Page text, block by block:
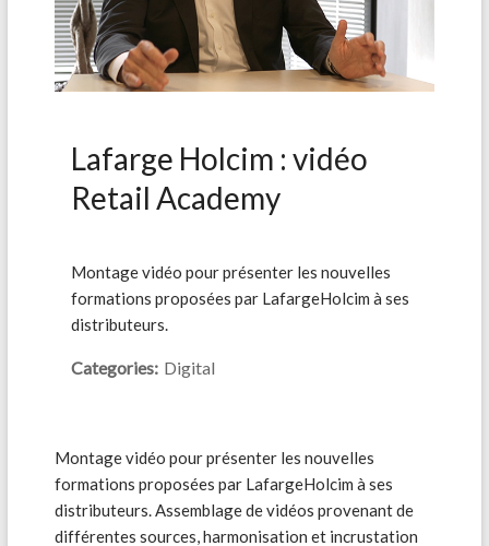
Lafarge Holcim : vidéo
Retail Academy
Montage vidéo pour présenter les nouvelles
formations proposées par LafargeHolcim à ses
distributeurs.
Categories: Digital
Montage vidéo pour présenter les nouvelles
formations proposées par LafargeHolcim à ses
distributeurs. Assemblage de vidéos provenant de
différentes sources, harmonisation et incrustation